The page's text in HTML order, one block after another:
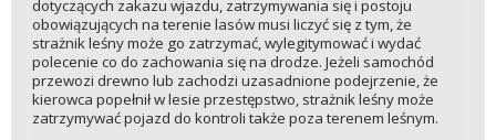
dotyczących zakazu wjazdu, zatrzymywania się i postoju
obowiązujących na terenie lasów musi liczyć się z tym, że
strażnik leśny może go zatrzymać, wylegitymować i wydać
polecenie co do zachowania się na drodze. Jeżeli samochód
przewozi drewno lub zachodzi uzasadnione podejrzenie, że
kierowca popełnił w lesie przestępstwo, strażnik leśny może
zatrzymywać pojazd do kontroli także poza terenem leśnym.